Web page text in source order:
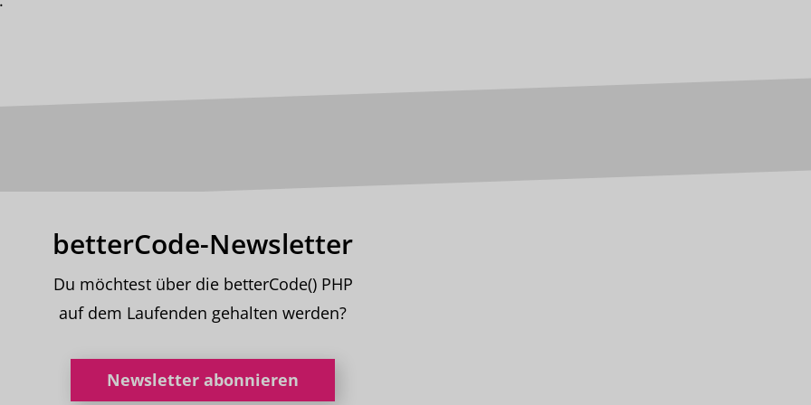
betterCode-Newsletter
Du möchtest über die betterCode() PHP
auf dem Laufenden gehalten werden?
Newsletter abonnieren